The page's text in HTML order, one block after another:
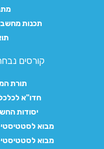
תכנות מחשב
קורסים
תורת המימון
חדו"א לכלכלה
יסודות
מבוא
מבוא